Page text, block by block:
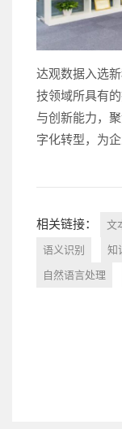
达观数据入选
技领域所具有
与创新能力，
字化转型，为
相关链接： 文
语义识别 知
自然语言处理